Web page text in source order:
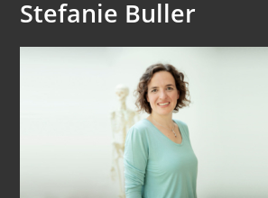
Stefanie Buller